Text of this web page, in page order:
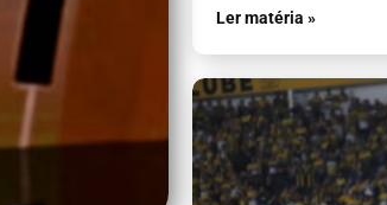
Ler matéria »